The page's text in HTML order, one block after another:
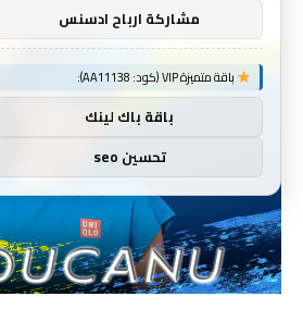
مشاركة ارباح ادسنس
باقة متميزة VIP (كود: AA11138):
باقة باك لينك
تحسين seo